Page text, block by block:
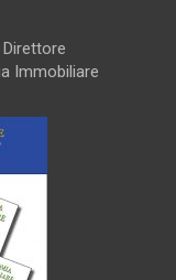
Direttore
Immobiliare